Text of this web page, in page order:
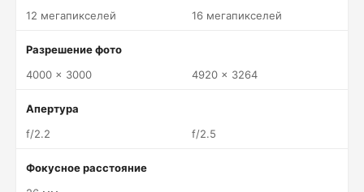
12 мегапикселей 16 мегапикселей
Разрешение фото
4000 x 3000
4920 x 3264
Апертура
f/2.2
f/2.5
Фокусное расстояние